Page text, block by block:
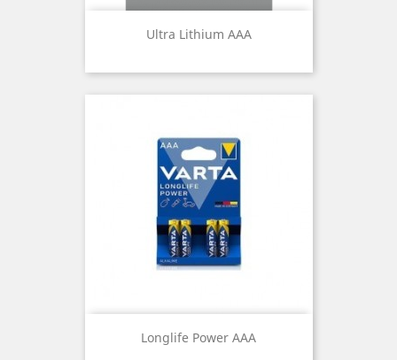
Ultra Lithium AAA
Longlife Power AAA